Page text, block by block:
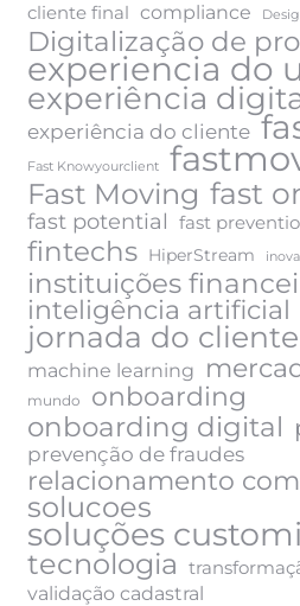
cliente final compliance
Digitalização de
experiencia do
experiência
experiência do cliente
Fast Knowyourclient
Fast Moving fast
fast potential fast
fintechs HiperStream
instituições
inteligência artificial
jornada do cliente
machine learning
mundo onboarding
onboarding digital
prevenção de fraudes
relacionamento
solucoes
soluções
tecnologia
validação cadastral